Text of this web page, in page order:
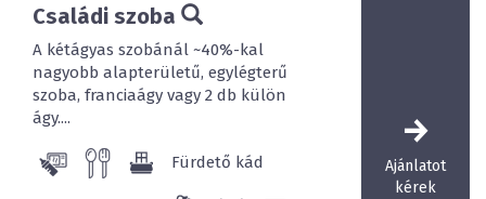
Családi szoba
A kétágyas szobánál ~40%-kal
nagyobb alapterületű, egylégterű
szoba, franciaágy vagy 2 db külön
ágy....
Fürdető kád
Ajánlatot
kérek